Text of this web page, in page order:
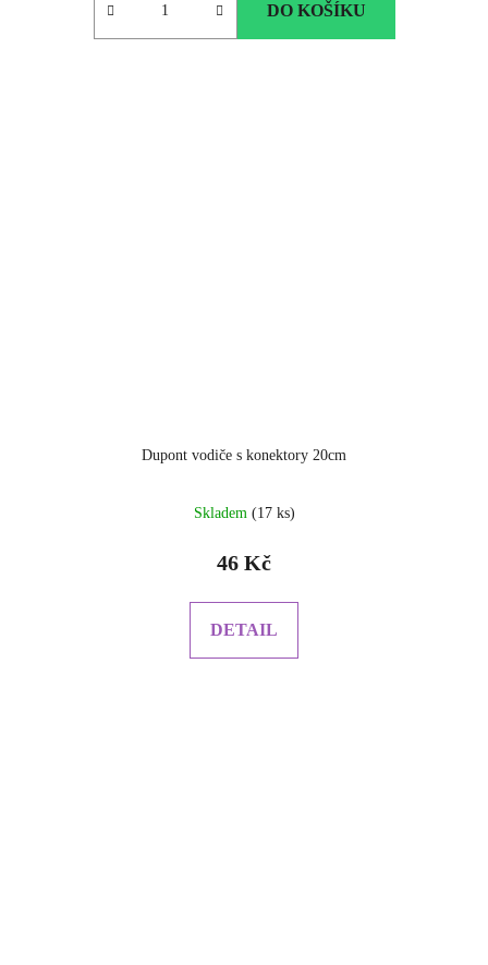
DO KOŠÍKU
Dupont vodiče s konektory 20cm
Skladem (17 ks)
46 Kč
DETAIL